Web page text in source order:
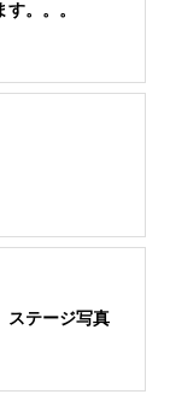
。。。
ステージ写真